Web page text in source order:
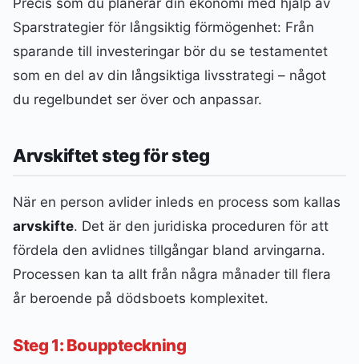
Sparstrategier för långsiktig förmögenhet: Från
sparande till investeringar bör du se testamentet
som en del av din långsiktiga livsstrategi – något
du regelbundet ser över och anpassar.
Arvskiftet steg för steg
När en person avlider inleds en process som kallas
arvskifte. Det är den juridiska proceduren för att
fördela den avlidnes tillgångar bland arvingarna.
Processen kan ta allt från några månader till flera
år beroende på dödsboets komplexitet.
Steg 1: Bouppteckning